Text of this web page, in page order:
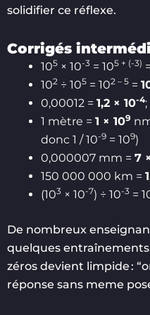
solidifier ce réflexe.
Corrigés
105 × 10-3 = 105 + (-3) =
102 ÷ 105 = 102 – 5 =
0,00012 = 1,2 × 10-4
1 mètre = 1 × 109
donc 1 / 10-9 = 109)
0,000007 mm = 7
150 000 000 km =
(103 × 10-7) ÷ 10-3 =
De nombreux
quelques
zéros devient limpide :
réponse sans meme